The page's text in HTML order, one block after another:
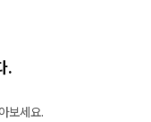
.
보세요.